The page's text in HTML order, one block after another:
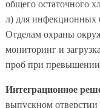
общего остаточного
л) для инфекционных
Отделам охраны
мониторинг и
проб при
Интеграционное
выпускном отверстии